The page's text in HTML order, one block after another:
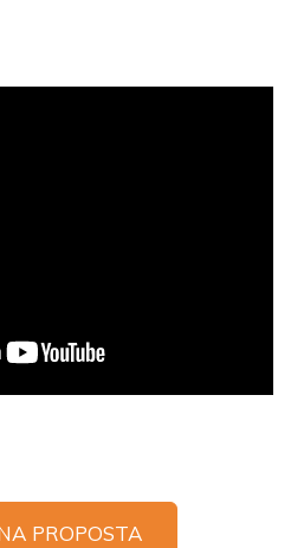
PROPOSTA